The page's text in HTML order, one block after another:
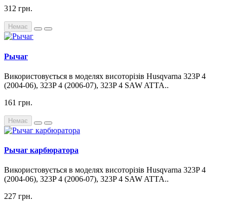
312 грн.
Немає
Рычаг
Використовується в моделях висоторізів Husqvarna 323P 4
(2004-06), 323P 4 (2006-07), 323P 4 SAW ATTA..
161 грн.
Немає
Рычаг карбюратора
Використовується в моделях висоторізів Husqvarna 323P 4
(2004-06), 323P 4 (2006-07), 323P 4 SAW ATTA..
227 грн.